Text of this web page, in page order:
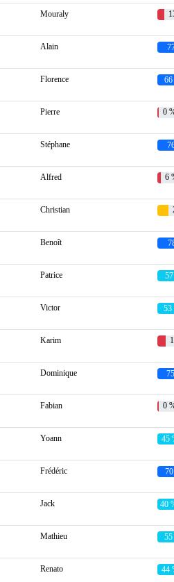
Mouraly
Alain
Florence
Pierre 0
Stéphane
Alfred 6
Christian
Benoît
Patrice
Victor 53
Karim
Dominique
Fabian 0
Yoann 45
Frédéric
Jack 40
Mathieu
Renato 44